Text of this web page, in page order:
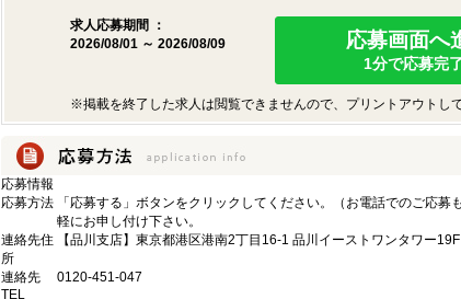
求人応募期間 ：
2026/08/01 ～ 2026/08/09
応募画面へ
1分で応募完
※掲載を終了した求人は閲覧できませんので、プリントアウトし
応募情報
応募方法
「応募する」ボタンをクリックしてください。（お電話でのご応
軽にお申し付け下さい。
連絡先住
所
【品川支店】東京都港区港南2丁目16-1 品川イーストワンタワー19F
連絡先
TEL
0120-451-047